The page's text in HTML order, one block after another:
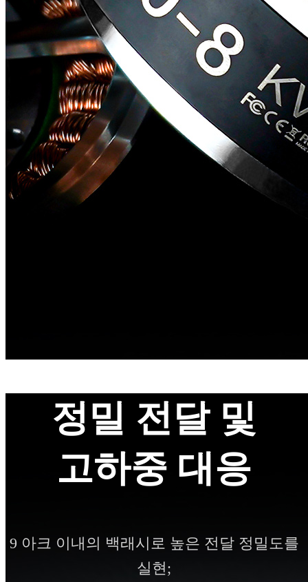
정밀 전달 및
고하중 대응
9 아크 이내의 백래시로 높은 전달 정밀도를
실현;